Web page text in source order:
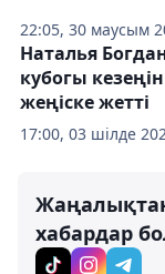
22:05, 30 маусым
17:00, 03 шілде
Наталья
кубогы
жеңіске жетті
хабардар